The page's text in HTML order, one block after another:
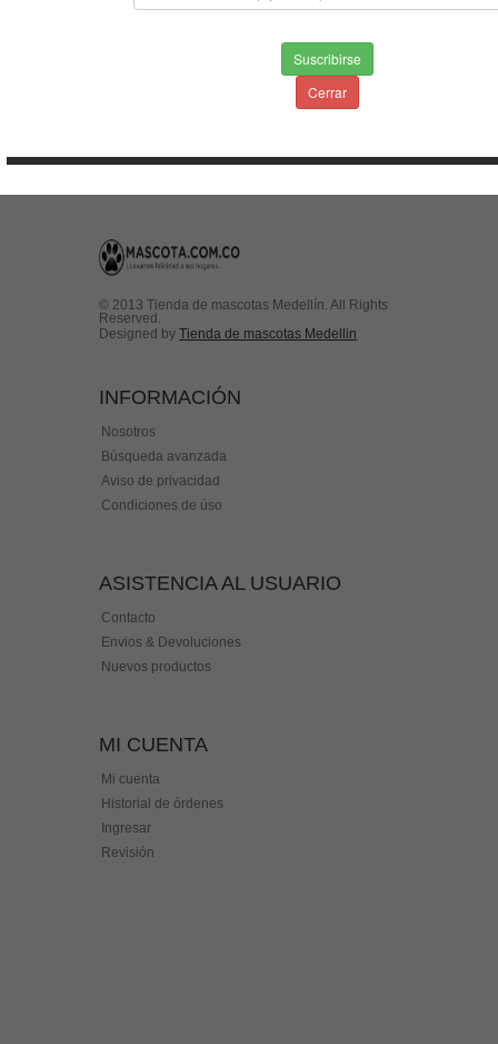
© 2013 Tienda de mascotas Medellín. All Rights
Reserved.
Designed by Tienda de mascotas Medellin
INFORMACIÓN
Nosotros
Búsqueda avanzada
Aviso de privacidad
Condiciones de úso
ASISTENCIA AL USUARIO
Contacto
Envios & Devoluciones
Nuevos productos
MI CUENTA
Mi cuenta
Historial de órdenes
Ingresar
Revisión
Suscribirse
Cerrar